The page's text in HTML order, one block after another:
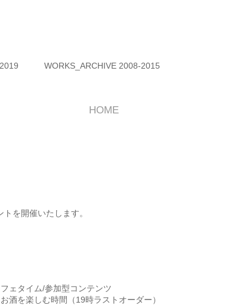
WORKS_ARCHIVE 2008-2015
HOME
を開催いたします。
タイム/参加型コンテンツ
を楽しむ時間（19時ラストオーダー）